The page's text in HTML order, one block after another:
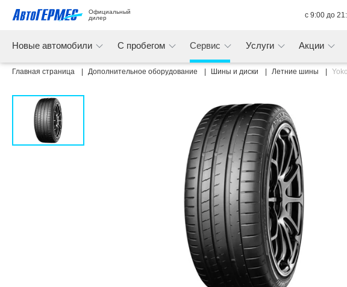
Официальный
дилер
с 9:00 до
Новые автомобили С пробегом Сервис Услуги Акции
Главная страница Дополнительное оборудование Шины и диски Летние шины